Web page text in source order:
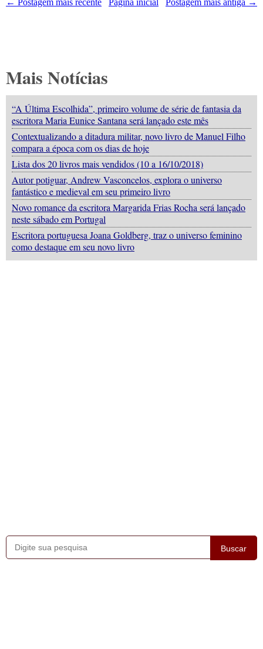
← Postagem mais recente Postagem mais antiga →
Página inicial
Mais Notícias
“A Última Escolhida”, primeiro volume de série de fantasia da
escritora Maria Eunice Santana será lançado este mês
Contextualizando a ditadura militar, novo livro de Manuel Filho
compara a época com os dias de hoje
Lista dos 20 livros mais vendidos (10 a 16/10/2018)
Autor potiguar, Andrew Vasconcelos, explora o universo
fantástico e medieval em seu primeiro livro
Novo romance da escritora Margarida Frias Rocha será lançado
neste sábado em Portugal
Escritora portuguesa Joana Goldberg, traz o universo feminino
como destaque em seu novo livro
Buscar